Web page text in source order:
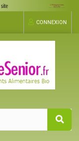
CONNEXION